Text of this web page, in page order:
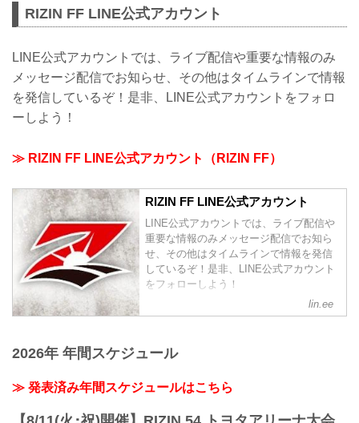
RIZIN FF LINE公式アカウント
LINE公式アカウントでは、ライブ配信や重要な情報のみ
メッセージ配信でお知らせ、その他はタイムラインで情報
を発信しているぞ！是非、LINE公式アカウントをフォロ
ーしよう！
≫ RIZIN FF LINE公式アカウント（RIZIN FF）
RIZIN FF LINE公式アカウント
LINE公式アカウントでは、ライブ配信や
重要な情報のみメッセージ配信でお知ら
せ、その他はタイムラインで情報を発信
しているぞ！是非、LINE公式アカウント
をフォローしよう！
lin.ee
2026年 年間スケジュール
≫ 発表済み年間スケジュールはこちら